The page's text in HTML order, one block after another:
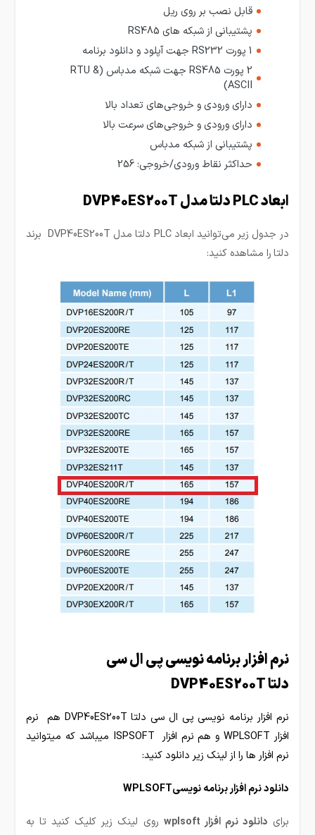
قابل نصب بر روی ریل
پشتیبانی از شبکه های RS485
1 پورت RS232 جهت آپلود و دانلود برنامه
2 پورت RS485 جهت شبکه مدباس (RTU &
ASCII)
دارای ورودی و خروجی‌های تعداد بالا
دارای ورودی و خروجی‌های سرعت بالا
پشتیبانی از شبکه مدباس
حداکثر نقاط ورودی/خروجی: 256
ابعاد PLC دلتا مدل DVP40ES200T
در جدول زیر می‌توانید ابعاد PLC دلتا مدل DVP40ES200T برند
دلتارا مشاهده کنید:
نرم افزار برنامه نویسی پی ال سی
دلتا DVP40ES200T
نرم افزار برنامه نویسی پی ال سی دلتا DVP40ES200T هم نرم
افزار WPLSOFT و هم نرم افزار ISPSOFT میباشد که میتوانید
نرم افزار ها را از لینک زیر دانلود کنید:
دانلود نرم افزار برنامه نویسیWPLSOFT
برای دانلود نرم افزار wplsoft
روی لینک زیر کلیک کنید تا به